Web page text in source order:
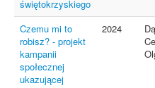
świętokrzyskiego
Czemu mi to
robisz? - projekt
kampanii
społecznej
ukazującej
2024